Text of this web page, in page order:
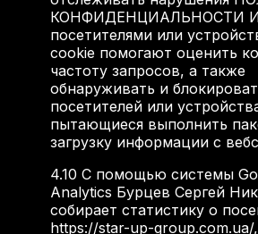
КОНФИДЕНЦИАЛЬНОСТИ
посетителями или
cookie помогают оценить
частоту запросов, а также
обнаруживать и
посетителей или
пытающиеся выполнить
загрузку информации с
4.10 С помощью системы
Analytics Бурцев Сергей
собирает статистику о
https://star-up-group.com.ua/